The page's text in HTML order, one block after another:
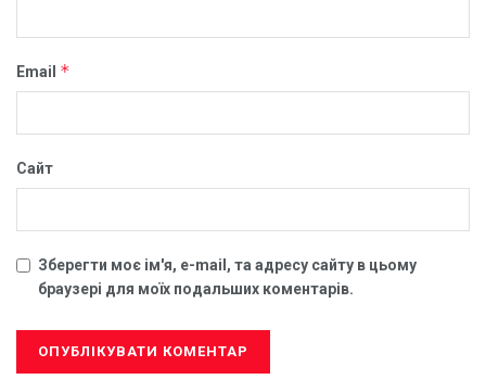
Email *
Сайт
Зберегти моє ім'я, e-mail, та адресу сайту в цьому
браузері для моїх подальших коментарів.